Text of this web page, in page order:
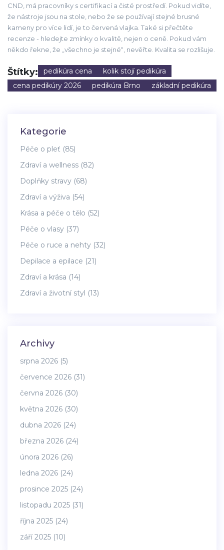
CND, má pracovníky s certifikací a čisté prostředí. Pokud vidíte,
že nástroje jsou na stole, nebo že se používají stejné brusné
kameny pro více lidí, je to červená vlajka. Také si přečtěte
recenze - hledejte zmínky o kvalitě, nejen o ceně. Pokud vám
někdo řekne, že „všechno je stejné“, nevěřte. Kvalita se rozlišuje.
Štítky: pedikúra cena
kolik stojí pedikúra
cena pedikúry 2026
pedikúra Brno základní pedikúra
Kategorie
Péče o pleť (85)
Zdraví a wellness (82)
Doplňky stravy (68)
Zdraví a výživa (54)
Krása a péče o tělo (52)
Péče o vlasy (37)
Péče o ruce a nehty (32)
Depilace a epilace (21)
Zdraví a krása (14)
Zdraví a životní styl (13)
Archivy
srpna 2026 (5)
července 2026 (31)
června 2026 (30)
května 2026 (30)
dubna 2026 (24)
března 2026 (24)
února 2026 (26)
ledna 2026 (24)
prosince 2025 (24)
listopadu 2025 (31)
října 2025 (24)
září 2025 (10)